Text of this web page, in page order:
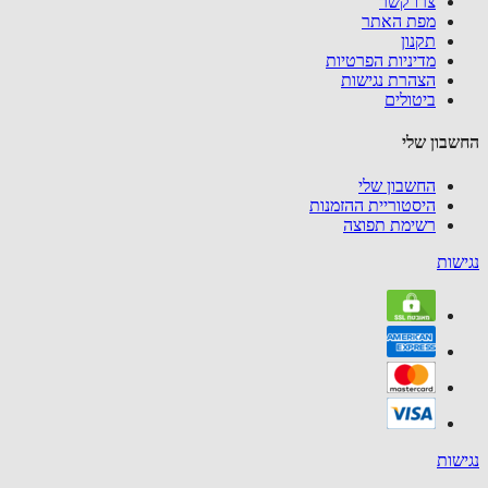
מפת האתר
תקנון
מדיניות הפרטיות
הצהרת נגישות
ביטולים
שלי
החשבון שלי
היסטוריית ההזמנות
רשימת תפוצה